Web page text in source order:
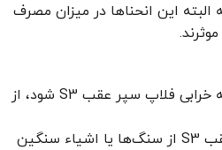
این انحناها در میزان مصرف
دلایل مختلفی می‌تواند منجر به خرابی فلاپ سپر عقب S3 شود، از
1. ضربه شدید به فلاپ سپر عقب S3 از سنگ‌ها یا اشیاء سنگین